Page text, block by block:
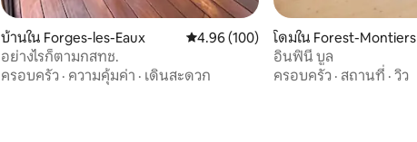
บ้านใน Forges-les-Eaux คะแนนเฉลี่ย 4.96 จาก 5, 100 รีวิว
4.96 (100)
อย่างไรก็ตามกสทช.
ครอบครัว · ความคุ้มค่า · เดินสะดวก
โดมใน Forest-Montiers
อินฟินี บูล
ครอบครัว · สถานที่ · วิว